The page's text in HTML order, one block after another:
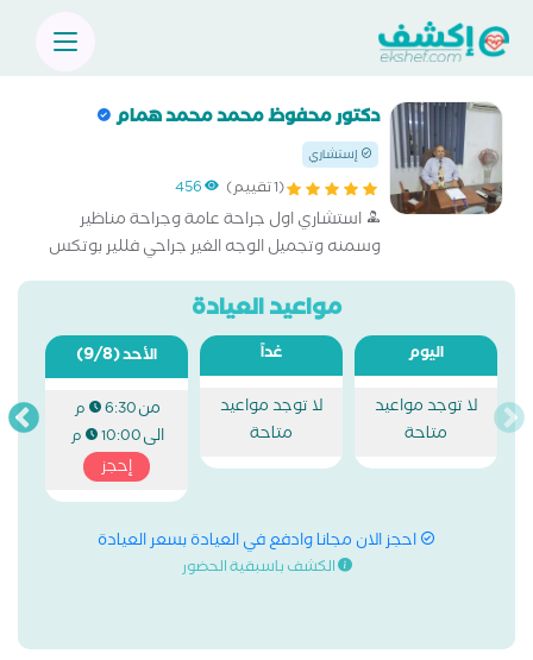
دكتور محفوظ محمد محمد همام
إستشاري
(1 تقييم) 456
استشاري اول جراحة عامة وجراحة مناظير
وسمنه وتجميل الوجه الغير جراحي فللير بوتكس
خيوط شد الوجه والرقبه
مواعيد العيادة
اليوم
لا توجد مواعيد
متاحة
غداً
لا توجد مواعيد
متاحة
الأحد(9/8)
من6:30 م
الى10:00 م
إحجز
احجز الان مجانا وادفع في العيادة بسعر العيادة
الكشف باسبقية الحضور